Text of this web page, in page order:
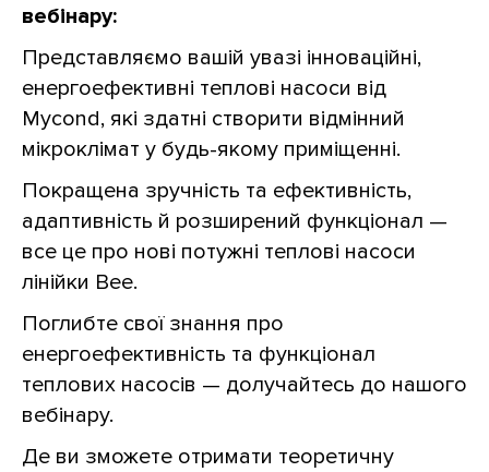
вебінару:
Представляємо вашій увазі інноваційні,
енергоефективні теплові насоси від
Mycond, які здатні створити відмінний
мікроклімат у будь-якому приміщенні.
Покращена зручність та ефективність,
адаптивність й розширений функціонал —
все це про нові потужні теплові насоси
лінійки Вее.
Поглибте свої знання про
енергоефективність та функціонал
теплових насосів — долучайтесь до нашого
вебінару.
Де ви зможете отримати теоретичну